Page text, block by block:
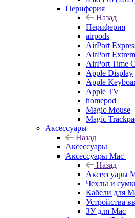
Периферия
Назад
Периферия
airpods
AirPort
AirPort
AirPort Time
Apple Display
Apple
Apple TV
homepod
Magic Mouse
Magic
Аксессуары
Назад
Аксессуары
Аксессуары Mac
Назад
Аксессуары
Чехлы и
Кабели для
Устройства
ЗУ для Mac